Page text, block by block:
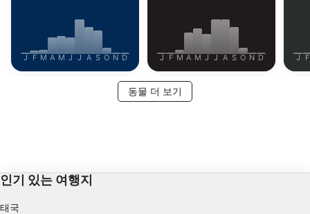
J F M A M J J A S O N D J F M A M J J A S O N D J F
동물 더 보기
인기 있는 여행지
태국